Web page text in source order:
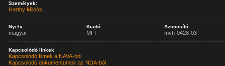
Személyek:
Horthy Miklós
Nyelv:
magyar
Kiadó:
MFI
Azonosító:
mvh-0428-03
Kapcsolódó linkek
Kapcsolódó filmek a NAVA-ból
Kapcsolódó dokumentumok az NDA-ból